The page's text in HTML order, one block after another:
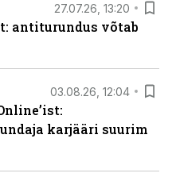
27.07.26, 13:20
antiturundus võtab
03.08.26, 12:04
karjääri suurim